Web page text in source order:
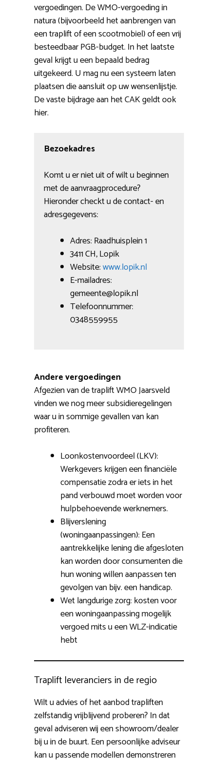
vergoedingen. De WMO-vergoeding in
natura (bijvoorbeeld het aanbrengen van
een traplift of een scootmobiel) of een vrij
besteedbaar PGB-budget. In het laatste
geval krijgt u een bepaald bedrag
uitgekeerd. U mag nu een systeem laten
plaatsen die aansluit op uw wensenlijstje.
De vaste bijdrage aan het CAK geldt ook
hier.
Bezoekadres
Komt u er niet uit of wilt u beginnen
met de aanvraagprocedure?
Hieronder checkt u de contact- en
adresgegevens:
Adres: Raadhuisplein 1
3411 CH, Lopik
Website:www.lopik.nl
E-mailadres:
gemeente@lopik.nl
Telefoonnummer:
0348559955
Andere vergoedingen
Afgezien van de traplift WMO Jaarsveld
vinden we nog meer subsidieregelingen
waar u in sommige gevallen van kan
profiteren.
Loonkostenvoordeel (LKV):
Werkgevers krijgen een financiële
compensatie zodra er iets in het
pand verbouwd moet worden voor
hulpbehoevende werknemers.
Blijverslening
(woningaanpassingen): Een
aantrekkelijke lening die afgesloten
kan worden door consumenten die
hun woning willen aanpassen ten
gevolgen van bijv. een handicap.
Wet langdurige zorg: kosten voor
een woningaanpassing mogelijk
vergoed mits u een WLZ-indicatie
hebt
Traplift leveranciers in de regio
Wilt u advies of het aanbod trapliften
zelfstandig vrijblijvend proberen? In dat
geval adviseren wij een showroom/dealer
bij u in de buurt. Een persoonlijke adviseur
kan u passende modellen demonstreren